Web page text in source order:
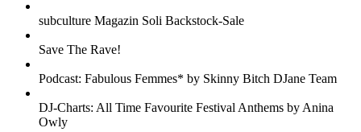
subculture Magazin Soli Backstock-Sale
Save The Rave!
Podcast: Fabulous Femmes* by Skinny Bitch DJane Team
DJ-Charts: All Time Favourite Festival Anthems by Anina
Owly